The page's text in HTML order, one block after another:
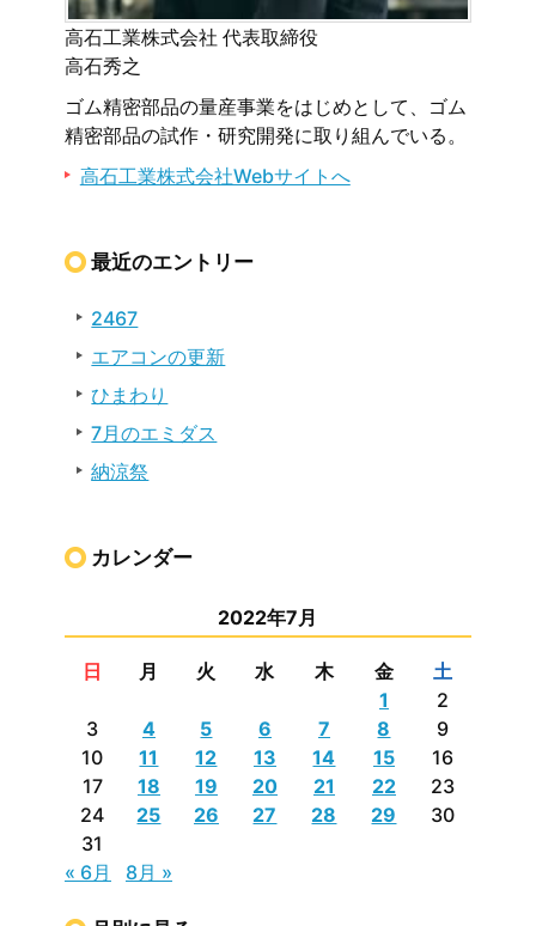
高石工業株式会社 代表取締役
高石秀之
ゴム精密部品の量産事業をはじめとして、ゴム
精密部品の試作・研究開発に取り組んでいる。
高石工業株式会社Webサイトへ
最近のエントリー
2467
エアコンの更新
ひまわり
7月のエミダス
納涼祭
カレンダー
2022年7月
日 月 火 水 木 金
土
1
2
3
4 5 6 7 8
9
10
11 12 13 14 15
16
17
18 19 20 21 22
23
24
25 26 27 28 29
30
31
« 6月
8月 »